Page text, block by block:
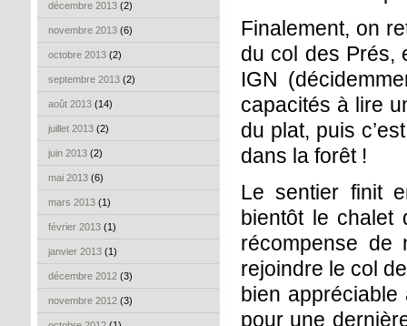
décembre 2013 (2)
novembre 2013 (6)
octobre 2013 (2)
septembre 2013 (2)
août 2013 (14)
juillet 2013 (2)
juin 2013 (2)
mai 2013 (6)
mars 2013 (1)
février 2013 (1)
janvier 2013 (1)
décembre 2012 (3)
novembre 2012 (3)
Finalement, on
du col des Prés,
IGN
capacités à lire
du plat, puis
dans la forêt !
Le sentier finit
bientôt le chalet
récompense
rejoindre le col
bien appréciable
pour une